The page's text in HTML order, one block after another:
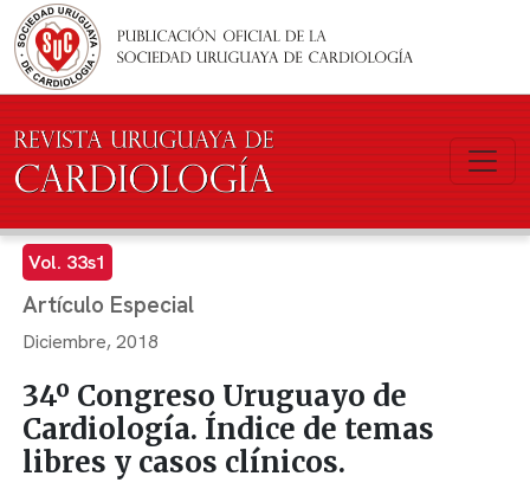
Pasar al contenido principal
Vol. 33s1
Artículo Especial
Diciembre, 2018
34º Congreso Uruguayo de
Cardiología. Índice de temas
libres y casos clínicos.